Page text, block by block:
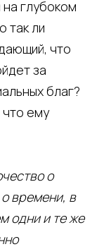
глубоком
так ли
что
за
благ?
ему
о
времени, в
одни и те же